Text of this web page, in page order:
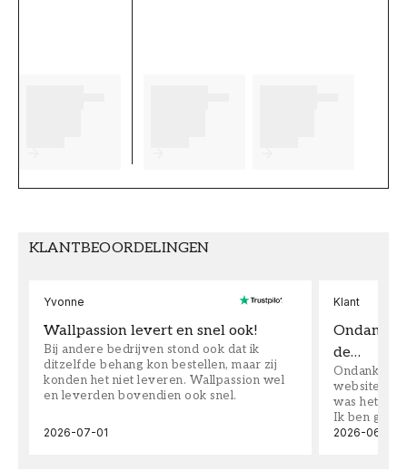
KLANTBEOORDELINGEN
Yvonne
Wallpassion levert en snel ook!
Bij andere bedrijven stond ook dat ik
ditzelfde behang kon bestellen, maar zij
konden het niet leveren. Wallpassion wel
en leverden bovendien ook snel.
2026-07-01
Klant
Ondanks
de…
Ondanks
website
was het
Ik ben
2026-06-08